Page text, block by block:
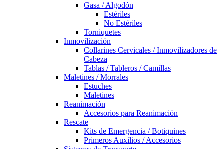
Gasa / Algodón
Estériles
No Estériles
Torniquetes
Inmovilización
Collarines Cervicales / Inmovilizadores de
Cabeza
Tablas / Tableros / Camillas
Maletines / Morrales
Estuches
Maletines
Reanimación
Accesorios para Reanimación
Rescate
Kits de Emergencia / Botiquines
Primeros Auxilios / Accesorios